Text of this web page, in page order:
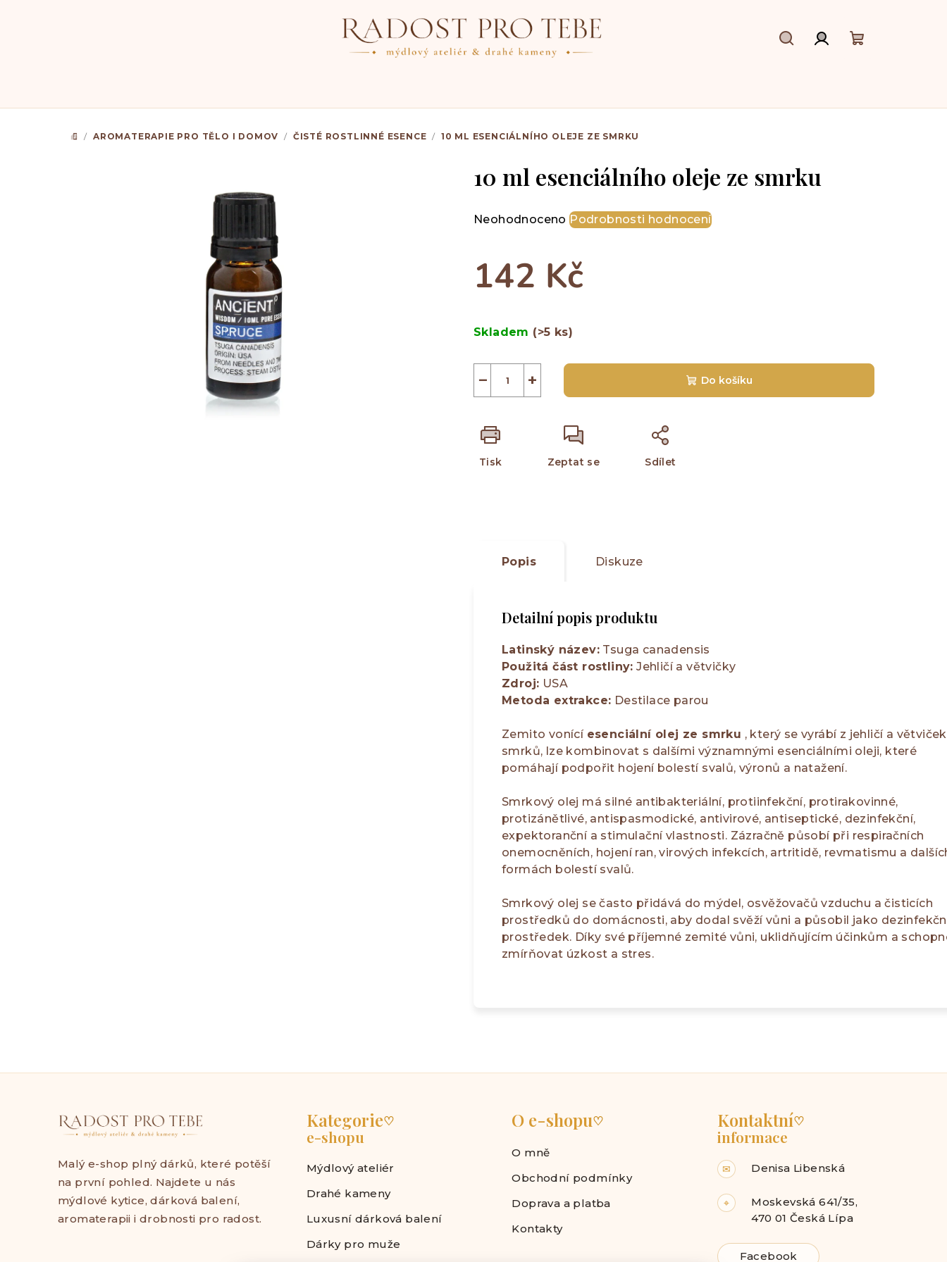
DOMŮ
/ AROMATERAPIE PRO TĚLO I DOMOV / ČISTÉ ROSTLINNÉ ESENCE / 10 ML ESENCIÁLNÍHO OLEJE ZE SMRKU
10 ml esenciálního oleje ze smrku
Průměrné
je
0,0
hvězdiček.
Neohodnoceno Podrobnosti hodnocení
142 Kč
cena:
Skladem (>5 ks)
+
− Do košíku
Tisk Zeptat se Sdílet
Popis Diskuze
Detailní popis produktu
Latinský název: Tsuga canadensis
Použitá část rostliny: Jehličí a větvičky
Zdroj: USA
Metoda extrakce: Destilace parou
Zemito vonící esenciální olej ze smrku , který se vyrábí z jehličí a větviček
smrků, lze kombinovat s dalšími významnými esenciálními oleji, které
pomáhají podpořit hojení bolestí svalů, výronů a natažení.
Smrkový olej má silné antibakteriální, protiinfekční, protirakovinné,
protizánětlivé, antispasmodické, antivirové, antiseptické, dezinfekční,
expektoranční a stimulační vlastnosti. Zázračně působí při respiračních
onemocněních, hojení ran, virových infekcích, artritidě, revmatismu a
formách bolestí svalů.
Smrkový olej se často přidává do mýdel, osvěžovačů vzduchu a čisticích
prostředků do domácnosti, aby dodal svěží vůni a působil jako
prostředek. Díky své příjemné zemité vůni, uklidňujícím účinkům a
zmírňovat úzkost a stres.
Malý e-shop plný dárků, které potěší
na první pohled. Najdete u nás
mýdlové kytice, dárková balení,
aromaterapii i drobnosti pro radost.
Kategorie♡
e-shopu
Mýdlový ateliér
Drahé kameny
Luxusní dárková balení
Dárky pro muže
O e-shopu♡
O mně
Obchodní podmínky
Doprava a platba
Kontakty
Kontaktní♡
informace
✉ Denisa Libenská
⌖
Moskevská 641/35,
470 01 Česká Lípa
Facebook